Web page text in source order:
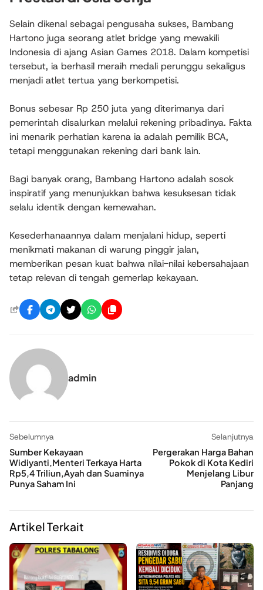
Selain dikenal sebagai pengusaha sukses, Bambang
Hartono juga seorang atlet bridge yang mewakili
Indonesia di ajang Asian Games 2018. Dalam kompetisi
tersebut, ia berhasil meraih medali perunggu sekaligus
menjadi atlet tertua yang berkompetisi.
Bonus sebesar Rp 250 juta yang diterimanya dari
pemerintah disalurkan melalui rekening pribadinya. Fakta
ini menarik perhatian karena ia adalah pemilik BCA,
tetapi menggunakan rekening dari bank lain.
Bagi banyak orang, Bambang Hartono adalah sosok
inspiratif yang menunjukkan bahwa kesuksesan tidak
selalu identik dengan kemewahan.
Kesederhanaannya dalam menjalani hidup, seperti
menikmati makanan di warung pinggir jalan,
memberikan pesan kuat bahwa nilai-nilai kebersahajaan
tetap relevan di tengah gemerlap kekayaan.
admin
Sebelumnya
Sumber Kekayaan
Widiyanti,Menteri Terkaya Harta
Rp5,4 Triliun,Ayah dan Suaminya
Punya Saham Ini
Selanjutnya
Pergerakan Harga Bahan
Pokok di Kota Kediri
Menjelang Libur
Panjang
Artikel Terkait